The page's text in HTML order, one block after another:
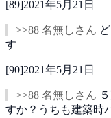
[89]2021年5月21日
>>88 名無しさん
す
[90]2021年5月21日
>>88 名無しさん
すか？うちも建築時